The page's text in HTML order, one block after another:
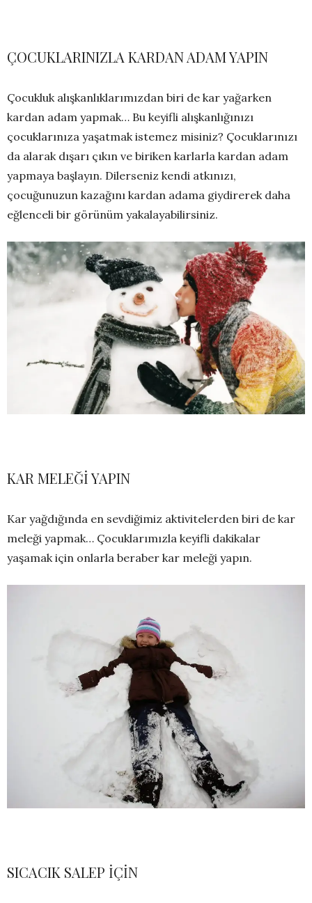
ÇOCUKLARINIZLA KARDAN ADAM YAPIN
Çocukluk alışkanlıklarımızdan biri de kar yağarken
kardan adam yapmak… Bu keyifli alışkanlığınızı
çocuklarınıza yaşatmak istemez misiniz? Çocuklarınızı
da alarak dışarı çıkın ve biriken karlarla kardan adam
yapmaya başlayın. Dilerseniz kendi atkınızı,
çocuğunuzun kazağını kardan adama giydirerek daha
eğlenceli bir görünüm yakalayabilirsiniz.
KAR MELEĞİ YAPIN
Kar yağdığında en sevdiğimiz aktivitelerden biri de kar
meleği yapmak… Çocuklarımızla keyifli dakikalar
yaşamak için onlarla beraber kar meleği yapın.
SICACIK SALEP İÇİN